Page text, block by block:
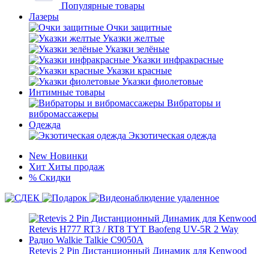
Популярные товары
Лазеры
Очки защитные
Указки желтые
Указки зелёные
Указки инфракрасные
Указки красные
Указки фиолетовые
Интимные товары
Вибраторы и
вибромассажеры
Одежда
Экзотическая одежда
New Новинки
Хит Хиты продаж
% Скидки
Retevis 2 Pin Дистанционный Динамик для Kenwood